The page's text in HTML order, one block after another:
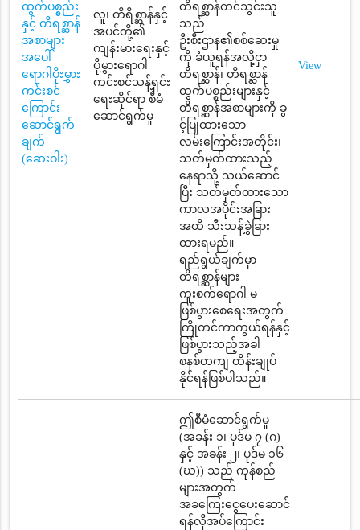
ထွက်ပစ္စည်း
နှင့် တိရစ္ဆာန်
အစာများ
အပေါ်
ရောဂါပိုးမွှား
ကင်းစင်
ကြောင်း
ဆောင်ရွက်
ချက်
(ဆေးဝါး)
လူ၊ တိရိစ္ဆာန်နှင့်
အပင်တို့၏
ကျန်းမားရေးနှင့်
ပိုမွှားရောဂါ
ကင်းစင်သန့်ရှင်း
ရေးဆိုင်ရာ စီမံ
ဆောင်ရွက်မှု
တိရစ္ဆာန်တင်သွင်းသူ
သည်
ဦးစီးဌာန၏စစ်ဆေးမှု
ကို ခံယူရန်အလို့ငှာ
တိရစ္ဆာန်၊ တိရစ္ဆာန်
ထွက်ပစ္စည်းများနှင့်
တိရစ္ဆာန်အစာများကို ခွ
င့်ပြုထားသော
လမ်းကြောင်းအတိုင်း၊
သတ်မှတ်ထားသည့်
နေရာသို့ သယ်ဆောင်
ပြီး သတ်မှတ်ထားသော
ကာလအပိုင်းအခြား
အထိ သီးသန့်ခွဲခြား
ထားရမည်။
ရည်ရွယ်ချက်မှာ
တိရစ္ဆာန်များ
ကူးစက်ရောဂါ မ
ဖြစ်ပွားစေရေးအတွက်
ကြိုတင်ကာကွယ်ရန်နှင့်
ဖြစ်ပွားသည့်အခါ
စနစ်တကျ ထိန်းချုပ်
နိုင်ရန်ဖြစ်ပါသည်။
View
ဤစီမံဆောင်ရွက်မှု
(အခန်း ၁၊ ပုဒ်မ ၇ (ဂ)
နှင့် အခန်း ၂၊ ပုဒ်မ ၁၆
(ဃ)) သည် ကုန်စည်
များအတွက်
အခကြေးငွေပေးဆောင်
ရန်လိုအပ်ကြောင်း